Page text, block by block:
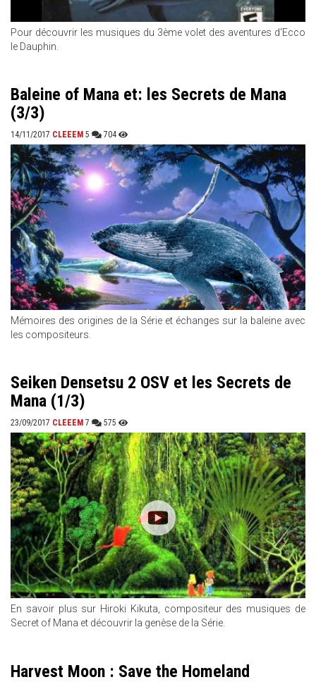
Pour découvrir les musiques du 3ème volet des aventures d'Ecco
le Dauphin.
Baleine of Mana et: les Secrets de Mana
(3/3)
14/11/2017 CLEEEM 5 704
Mémoires des origines de la Série et échanges sur la baleine avec
les compositeurs.
Seiken Densetsu 2 OSV et les Secrets de
Mana (1/3)
23/09/2017 CLEEEM 7 575
En savoir plus sur Hiroki Kikuta, compositeur des musiques de
Secret of Mana et découvrir la genèse de la Série.
Harvest Moon : Save the Homeland